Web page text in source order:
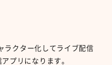
ラクター化してライブ配信
プリになります。